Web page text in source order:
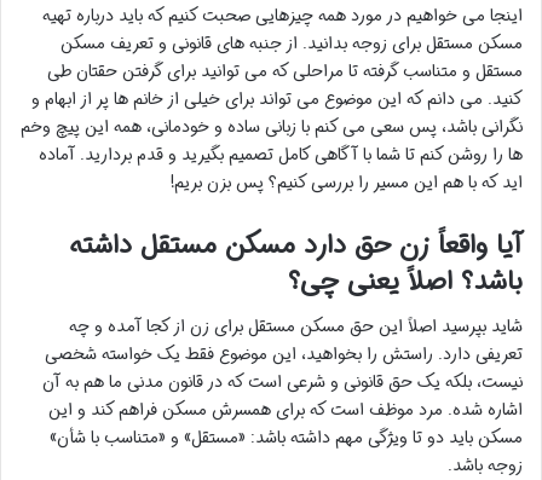
اینجا می خواهیم در مورد همه چیزهایی صحبت کنیم که باید درباره تهیه
مسکن مستقل برای زوجه بدانید. از جنبه های قانونی و تعریف مسکن
مستقل و متناسب گرفته تا مراحلی که می توانید برای گرفتن حقتان طی
کنید. می دانم که این موضوع می تواند برای خیلی از خانم ها پر از ابهام و
نگرانی باشد، پس سعی می کنم با زبانی ساده و خودمانی، همه این پیچ وخم
ها را روشن کنم تا شما با آگاهی کامل تصمیم بگیرید و قدم بردارید. آماده
اید که با هم این مسیر را بررسی کنیم؟ پس بزن بریم!
آیا واقعاً زن حق دارد مسکن مستقل داشته
باشد؟ اصلاً یعنی چی؟
شاید بپرسید اصلاً این حق مسکن مستقل برای زن از کجا آمده و چه
تعریفی دارد. راستش را بخواهید، این موضوع فقط یک خواسته شخصی
نیست، بلکه یک حق قانونی و شرعی است که در قانون مدنی ما هم به آن
اشاره شده. مرد موظف است که برای همسرش مسکن فراهم کند و این
مسکن باید دو تا ویژگی مهم داشته باشد: «مستقل» و «متناسب با شأن»
زوجه باشد.